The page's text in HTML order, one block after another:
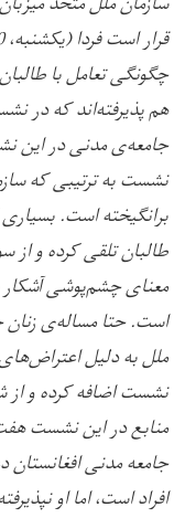
چگونگی تعامل با
هم پذیرفته‌اند که در
جامعه‌ی مدنی در این
نشست به ترتیبی که
برانگیخته است.
طالبان تلقی کرده و
معنای چشم‌پوشی آشکار
است. حتا مساله‌ی
ملل به دلیل
نشست اضافه کرده و از
منابع در این نشست
جامعه مدنی افغانستان
افراد است، اما او